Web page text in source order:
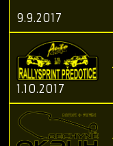
9.9.2017
1.10.2017